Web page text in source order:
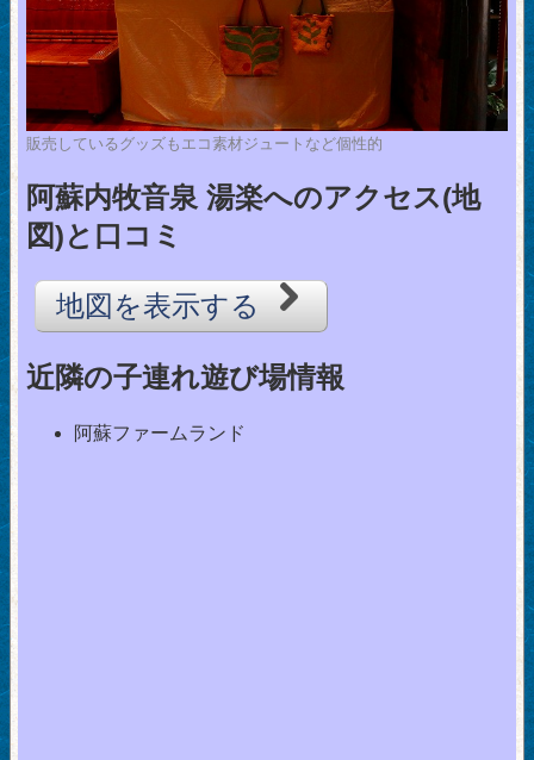
販売しているグッズもエコ素材ジュートなど個性的
阿蘇内牧音泉 湯楽へのアクセス(地
図)と口コミ
地図を表示する
近隣の子連れ遊び場情報
阿蘇ファームランド